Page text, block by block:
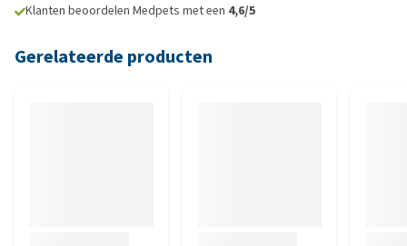
Klanten beoordelen Medpets met een 4,6/5
Gerelateerde producten